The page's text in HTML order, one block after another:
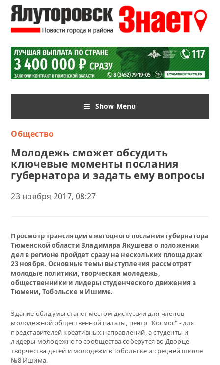
Show Menu
Общество
Молодежь сможет обсудить
ключевые моменты послания
губернатора и задать ему вопросы
23 ноября 2017, 08:27
Просмотр трансляции ежегодного послания губернатора
Тюменской области Владимира Якушева о положении
дел в регионе пройдет сразу на нескольких площадках
23 ноября. Основные темы выступления рассмотрят
молодые политики, творческая молодежь,
общественники и лидеры студенческого движения в
Тюмени, Тобольске и Ишиме.
Здание облдумы станет местом дискуссии для членов
молодежной общественной палаты, центр "Космос" - для
представителей креативных направлений, а студенты и
лидеры молодежного сообщества соберутся во Дворце
творчества детей и молодежи в Тобольске и средней школе
№8 Ишима.